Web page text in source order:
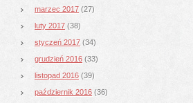
marzec 2017 (27)
luty 2017 (38)
styczeń 2017 (34)
grudzień 2016 (33)
listopad 2016 (39)
październik 2016 (36)